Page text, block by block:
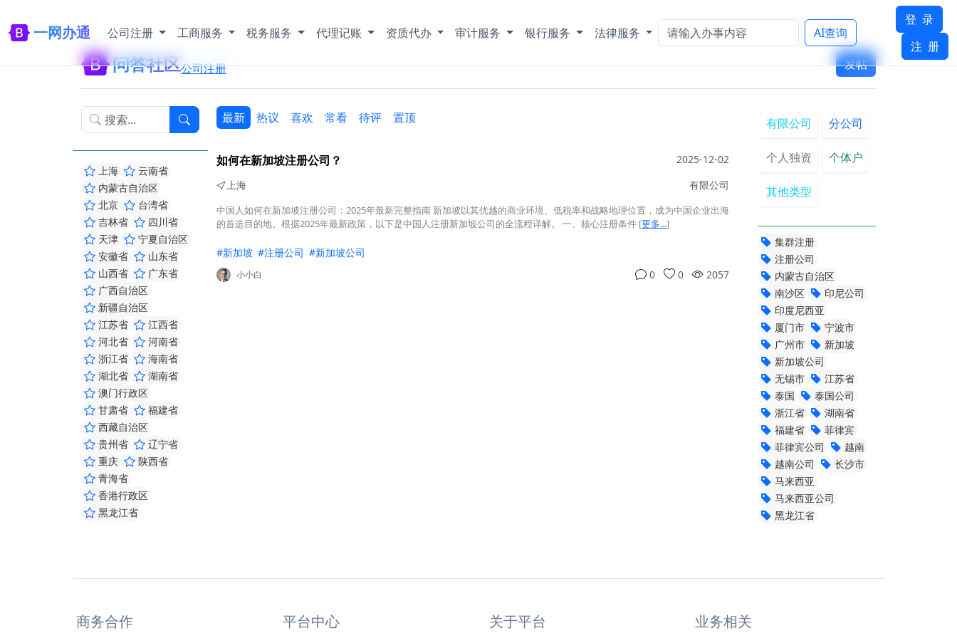
一网办通 公司注册 工商服务 税务服务 代理记账 资质代办 审计服务 银行服务 法律服务 AI查询
登 录
注 册
问答社区公司注册 发帖
上海
云南省
内蒙古自治区
北京
台湾省
吉林省
四川省
天津
宁夏自治区
安徽省
山东省
山西省
广东省
广西自治区
新疆自治区
江苏省
江西省
河北省
河南省
浙江省
海南省
湖北省
湖南省
澳门行政区
甘肃省
福建省
西藏自治区
贵州省
辽宁省
重庆
陕西省
青海省
香港行政区
黑龙江省
最新 热议 喜欢 常看 待评 置顶
如何在新加坡注册公司？
2025-12-02
上海
有限公司
中国人如何在新加坡注册公司：2025年最新完整指南 新加坡以其优越的商业环境、低税率和战略地理位置，成为中国企业出海
的首选目的地。根据2025年最新政策，以下是中国人注册新加坡公司的全流程详解。 一、核心注册条件 [更多...]
#新加坡 #注册公司 #新加坡公司
小小白 0 0 2057
有限公司 分公司
个人独资 个体户
其他类型
集群注册
注册公司
内蒙古自治区
南沙区
印尼公司
印度尼西亚
厦门市
宁波市
广州市
新加坡
新加坡公司
无锡市
江苏省
泰国
泰国公司
浙江省
湖南省
福建省
菲律宾
菲律宾公司
越南
越南公司
长沙市
马来西亚
马来西亚公司
黑龙江省
商务合作 平台中心 关于平台 业务相关